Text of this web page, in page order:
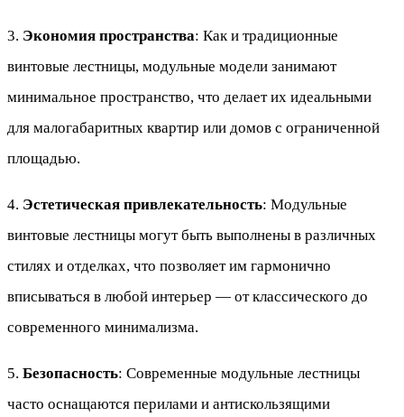
3. Экономия пространства: Как и традиционные
винтовые лестницы, модульные модели занимают
минимальное пространство, что делает их идеальными
для малогабаритных квартир или домов с ограниченной
площадью.
4. Эстетическая привлекательность: Модульные
винтовые лестницы могут быть выполнены в различных
стилях и отделках, что позволяет им гармонично
вписываться в любой интерьер — от классического до
современного минимализма.
5. Безопасность: Современные модульные лестницы
часто оснащаются перилами и антискользящими